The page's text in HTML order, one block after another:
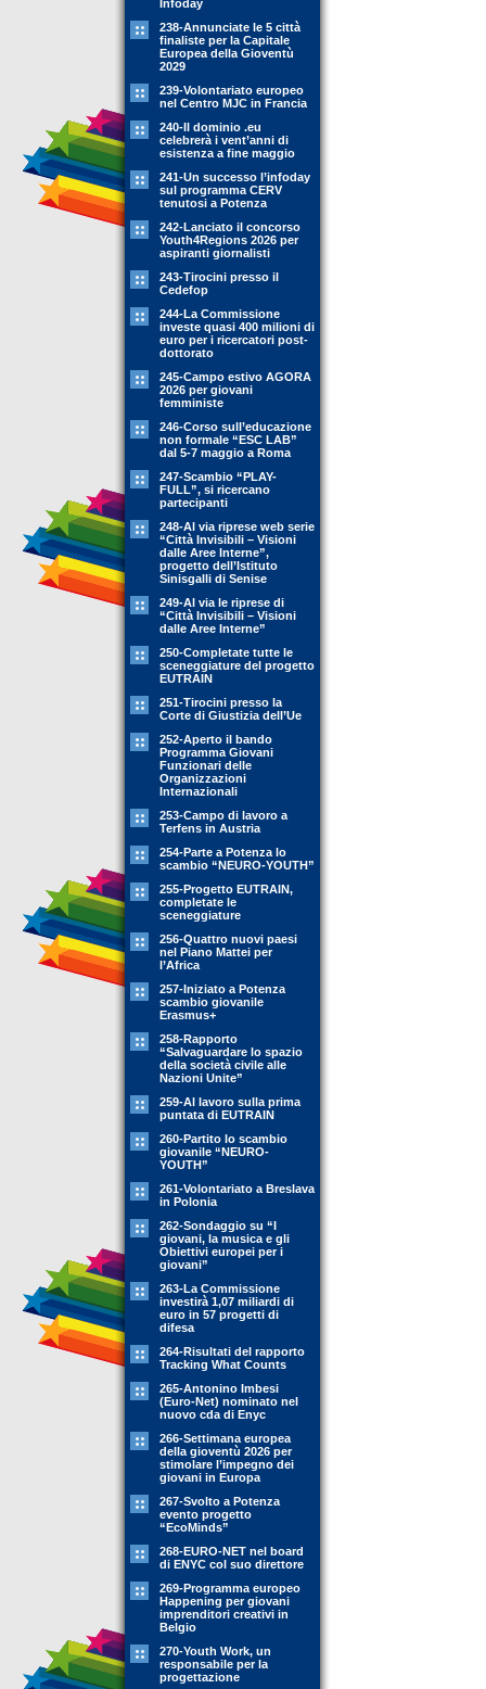
Infoday
238-Annunciate le 5 città
finaliste per la Capitale
Europea della Gioventù
2029
239-Volontariato europeo
nel Centro MJC in Francia
240-Il dominio .eu
celebrerà i vent’anni di
esistenza a fine maggio
241-Un successo l’infoday
sul programma CERV
tenutosi a Potenza
242-Lanciato il concorso
Youth4Regions 2026 per
aspiranti giornalisti
243-Tirocini presso il
Cedefop
244-La Commissione
investe quasi 400 milioni di
euro per i ricercatori post-
dottorato
245-Campo estivo AGORA
2026 per giovani
femministe
246-Corso sull’educazione
non formale “ESC LAB”
dal 5-7 maggio a Roma
247-Scambio “PLAY-
FULL”, si ricercano
partecipanti
248-Al via riprese web serie
“Città Invisibili – Visioni
dalle Aree Interne”,
progetto dell’Istituto
Sinisgalli di Senise
249-Al via le riprese di
“Città Invisibili – Visioni
dalle Aree Interne”
250-Completate tutte le
sceneggiature del progetto
EUTRAIN
251-Tirocini presso la
Corte di Giustizia dell’Ue
252-Aperto il bando
Programma Giovani
Funzionari delle
Organizzazioni
Internazionali
253-Campo di lavoro a
Terfens in Austria
254-Parte a Potenza lo
scambio “NEURO-YOUTH”
255-Progetto EUTRAIN,
completate le
sceneggiature
256-Quattro nuovi paesi
nel Piano Mattei per
l’Africa
257-Iniziato a Potenza
scambio giovanile
Erasmus+
258-Rapporto
“Salvaguardare lo spazio
della società civile alle
Nazioni Unite”
259-Al lavoro sulla prima
puntata di EUTRAIN
260-Partito lo scambio
giovanile “NEURO-
YOUTH”
261-Volontariato a Breslava
in Polonia
262-Sondaggio su “I
giovani, la musica e gli
Obiettivi europei per i
giovani”
263-La Commissione
investirà 1,07 miliardi di
euro in 57 progetti di
difesa
264-Risultati del rapporto
Tracking What Counts
265-Antonino Imbesi
(Euro-Net) nominato nel
nuovo cda di Enyc
266-Settimana europea
della gioventù 2026 per
stimolare l’impegno dei
giovani in Europa
267-Svolto a Potenza
evento progetto
“EcoMinds”
268-EURO-NET nel board
di ENYC col suo direttore
269-Programma europeo
Happening per giovani
imprenditori creativi in
Belgio
270-Youth Work, un
responsabile per la
progettazione